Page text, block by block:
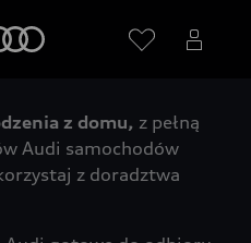
Audi
z domu, z pełną
Audi samochodów
z doradztwa